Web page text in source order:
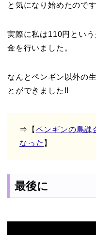
と気になり始めたのです
実際に私は110円とい
金を行いました。
なんとペンギン以外の
とができました!!
⇒【 ペンギンの島課
なった 】
最後に